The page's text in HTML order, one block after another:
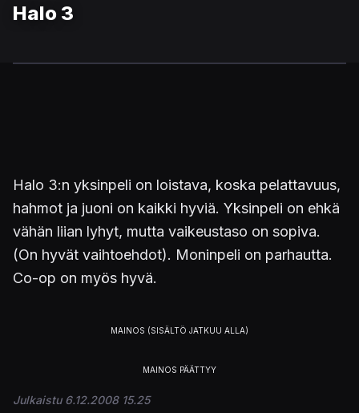
Halo 3
Halo 3:n yksinpeli on loistava, koska pelattavuus,
hahmot ja juoni on kaikki hyviä. Yksinpeli on ehkä
vähän liian lyhyt, mutta vaikeustaso on sopiva.
(On hyvät vaihtoehdot). Moninpeli on parhautta.
Co-op on myös hyvä.
Julkaistu 6.12.2008 15.25